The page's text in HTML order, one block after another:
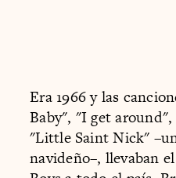
Era 1966 y las
Baby", "I get
"Little Saint Nick"
navideño–, llevaban